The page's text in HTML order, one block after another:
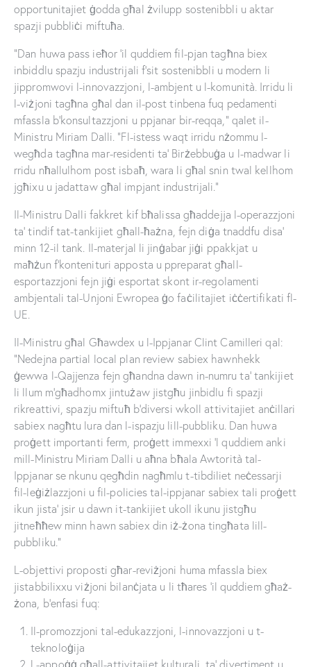
opportunitajiet ġodda għal żvilupp sostenibbli u aktar
spazji pubbliċi miftuħa.
“Dan huwa pass ieħor ‘il quddiem fil-pjan tagħna biex
inbiddlu spazju industrijali f’sit sostenibbli u modern li
jippromwovi l-innovazzjoni, l-ambjent u l-komunità. Irridu li
l-viżjoni tagħna għal dan il-post tinbena fuq pedamenti
mfassla b’konsultazzjoni u ppjanar bir-reqqa,” qalet il-
Ministru Miriam Dalli. “Fl-istess waqt irridu nżommu l-
wegħda tagħna mar-residenti ta’ Birżebbuġa u l-madwar li
rridu nħallulhom post isbaħ, wara li għal snin twal kellhom
jgħixu u jadattaw għal impjant industrijali.”
Il-Ministru Dalli fakkret kif bħalissa għaddejja l-operazzjoni
ta’ tindif tat-tankijiet għall-ħażna, fejn diġa tnaddfu disa’
minn 12-il tank. Il-materjal li jinġabar jiġi ppakkjat u
maħżun f’kontenituri apposta u ppreparat għall-
esportazzjoni fejn jiġi esportat skont ir-regolamenti
ambjentali tal-Unjoni Ewropea ġo faċilitajiet iċċertifikati fl-
UE.
Il-Ministru għal Għawdex u l-Ippjanar Clint Camilleri qal:
“Nedejna partial local plan review sabiex hawnhekk
ġewwa l-Qajjenza fejn għandna dawn in-numru ta’ tankijiet
li llum m’għadhomx jintużaw jistgħu jinbidlu fi spazji
rikreattivi, spazju miftuħ b’diversi wkoll attivitajiet anċillari
sabiex nagħtu lura dan l-ispazju lill-pubbliku. Dan huwa
proġett importanti ferm, proġett immexxi ’l quddiem anki
mill-Ministru Miriam Dalli u aħna bħala Awtorità tal-
Ippjanar se nkunu qegħdin nagħmlu t-tibdiliet neċessarji
fil-leġiżlazzjoni u fil-policies tal-ippjanar sabiex tali proġett
ikun jista’ jsir u dawn it-tankijiet ukoll ikunu jistgħu
jitneħħew minn hawn sabiex din iż-żona tingħata lill-
pubbliku.”
L-objettivi proposti għar-reviżjoni huma mfassla biex
jistabbilixxu viżjoni bilanċjata u li tħares ’il quddiem għaż-
żona, b’enfasi fuq:
Il-promozzjoni tal-edukazzjoni, l-innovazzjoni u t-
teknoloġija
L-appoġġ għall-attivitajiet kulturali, ta’ divertiment u